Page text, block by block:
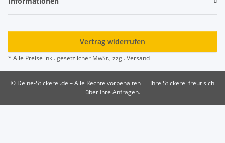
Vertrag widerrufen
* Alle Preise inkl. gesetzlicher MwSt., zzgl.Versand
© Deine-Stickerei.de – Alle Rechte vorbehalten
Ihre Stickerei freut sich
über Ihre Anfragen.